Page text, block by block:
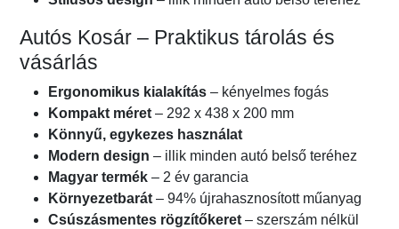
Autós Kosár – Praktikus tárolás és
vásárlás
Ergonomikus kialakítás – kényelmes fogás
Kompakt méret – 292 x 438 x 200 mm
Könnyű, egykezes használat
Modern design – illik minden autó belső teréhez
Magyar termék – 2 év garancia
Környezetbarát – 94% újrahasznosított műanyag
Csúszásmentes rögzítőkeret – szerszám nélkül